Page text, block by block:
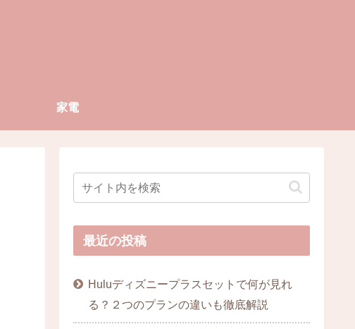
家電
最近の投稿
Huluディズニープラスセットで何が見れ
る？２つのプランの違いも徹底解説